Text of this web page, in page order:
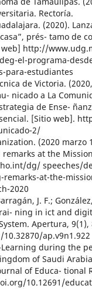
Rectoría.
(2020).
prés- tamo de
http://
el-programa-
para-estudiantes
de Victoria.
nicado a La
de Ense-
[Sitio web].
2/
(2020 marzo
remarks at the
dg/ speeches/
remarks-at-the-
2020
J. F.;
ning in ict and
Apertura, 9(1),
ap.v9n1.922
Learning during the
of Saudi
of Educa- tional
10.12691/